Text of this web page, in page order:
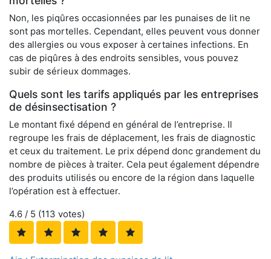
Non, les piqûres occasionnées par les punaises de lit ne
sont pas mortelles. Cependant, elles peuvent vous donner
des allergies ou vous exposer à certaines infections. En
cas de piqûres à des endroits sensibles, vous pouvez
subir de sérieux dommages.
Quels sont les tarifs appliqués par les entreprises
de désinsectisation ?
Le montant fixé dépend en général de l’entreprise. Il
regroupe les frais de déplacement, les frais de diagnostic
et ceux du traitement. Le prix dépend donc grandement du
nombre de pièces à traiter. Cela peut également dépendre
des produits utilisés ou encore de la région dans laquelle
l’opération est à effectuer.
4.6 / 5 (113 votes)